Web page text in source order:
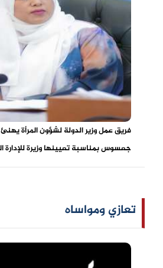
فريق عمل وزير الدولة لشؤون المرأة
جعسوس بمناسبة تعيينها وزيرة للإدارة
تعازي ومواساه